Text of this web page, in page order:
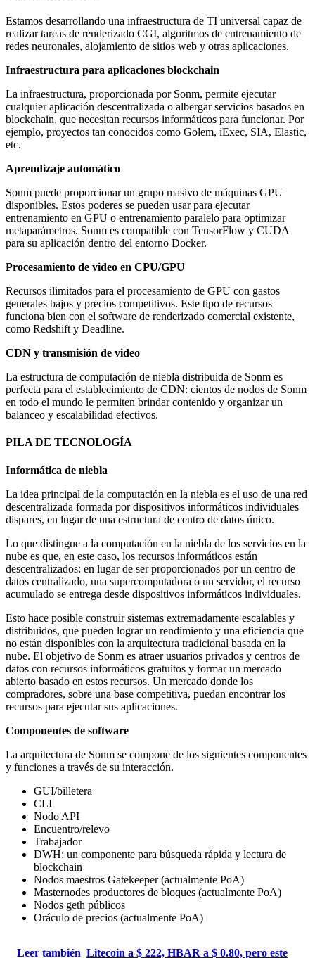
Estamos desarrollando una infraestructura de TI universal capaz de
realizar tareas de renderizado CGI, algoritmos de entrenamiento de
redes neuronales, alojamiento de sitios web y otras aplicaciones.
Infraestructura para aplicaciones blockchain
La infraestructura, proporcionada por Sonm, permite ejecutar
cualquier aplicación descentralizada o albergar servicios basados ​​en
blockchain, que necesitan recursos informáticos para funcionar. Por
ejemplo, proyectos tan conocidos como Golem, iExec, SIA, Elastic,
etc.
Aprendizaje automático
Sonm puede proporcionar un grupo masivo de máquinas GPU
disponibles. Estos poderes se pueden usar para ejecutar
entrenamiento en GPU o entrenamiento paralelo para optimizar
metaparámetros. Sonm es compatible con TensorFlow y CUDA
para su aplicación dentro del entorno Docker.
Procesamiento de video en CPU/GPU
Recursos ilimitados para el procesamiento de GPU con gastos
generales bajos y precios competitivos. Este tipo de recursos
funciona bien con el software de renderizado comercial existente,
como Redshift y Deadline.
CDN y transmisión de video
La estructura de computación de niebla distribuida de Sonm es
perfecta para el establecimiento de CDN: cientos de nodos de Sonm
en todo el mundo le permiten brindar contenido y organizar un
balanceo y escalabilidad efectivos.
PILA DE TECNOLOGÍA
Informática de niebla
La idea principal de la computación en la niebla es el uso de una red
descentralizada formada por dispositivos informáticos individuales
dispares, en lugar de una estructura de centro de datos único.
Lo que distingue a la computación en la niebla de los servicios en la
nube es que, en este caso, los recursos informáticos están
descentralizados: en lugar de ser proporcionados por un centro de
datos centralizado, una supercomputadora o un servidor, el recurso
acumulado se entrega desde dispositivos informáticos individuales.
Esto hace posible construir sistemas extremadamente escalables y
distribuidos, que pueden lograr un rendimiento y una eficiencia que
no están disponibles con la arquitectura tradicional basada en la
nube. El objetivo de Sonm es atraer usuarios privados y centros de
datos con recursos informáticos gratuitos y formar un mercado
abierto basado en estos recursos. Un mercado donde los
compradores, sobre una base competitiva, puedan encontrar los
recursos para ejecutar sus aplicaciones.
Componentes de software
La arquitectura de Sonm se compone de los siguientes componentes
y funciones a través de su interacción.
GUI/billetera
CLI
Nodo API
Encuentro/relevo
Trabajador
DWH: un componente para búsqueda rápida y lectura de
blockchain
Nodos maestros Gatekeeper (actualmente PoA)
Masternodes productores de bloques (actualmente PoA)
Nodos geth públicos
Oráculo de precios (actualmente PoA)
Leer también Litecoin a $ 222, HBAR a $ 0.80, pero este